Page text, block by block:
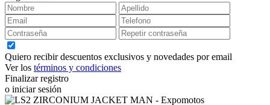
Quiero recibir descuentos exclusivos y novedades por email
Ver los términos y condiciones
Finalizar registro
o iniciar sesión